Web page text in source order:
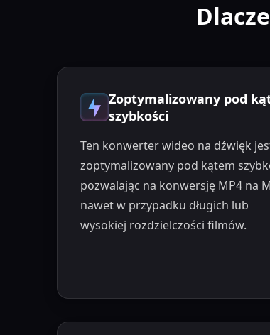
Zoptymalizowany pod
szybkości
Ten konwerter wideo na dźwięk
zoptymalizowany pod kątem
pozwalając na konwersję MP4 na
nawet w przypadku długich lub
wysokiej rozdzielczości filmów.